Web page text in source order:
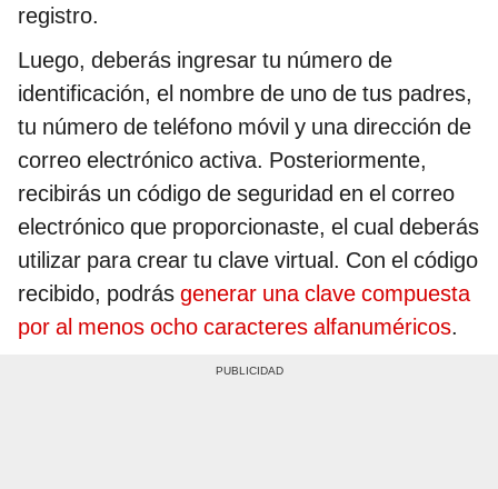
registro.
Luego, deberás ingresar tu número de
identificación, el nombre de uno de tus padres,
tu número de teléfono móvil y una dirección de
correo electrónico activa. Posteriormente,
recibirás un código de seguridad en el correo
electrónico que proporcionaste, el cual deberás
utilizar para crear tu clave virtual. Con el código
recibido, podrás generar una clave compuesta
por al menos ocho caracteres alfanuméricos.